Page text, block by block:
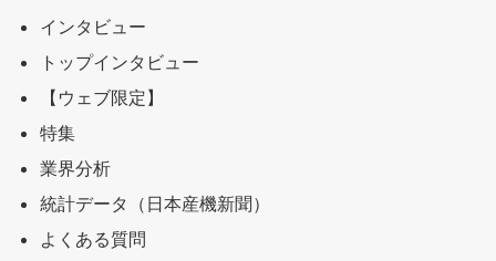
インタビュー
トップインタビュー
【ウェブ限定】
特集
業界分析
統計データ（日本産機新聞）
よくある質問